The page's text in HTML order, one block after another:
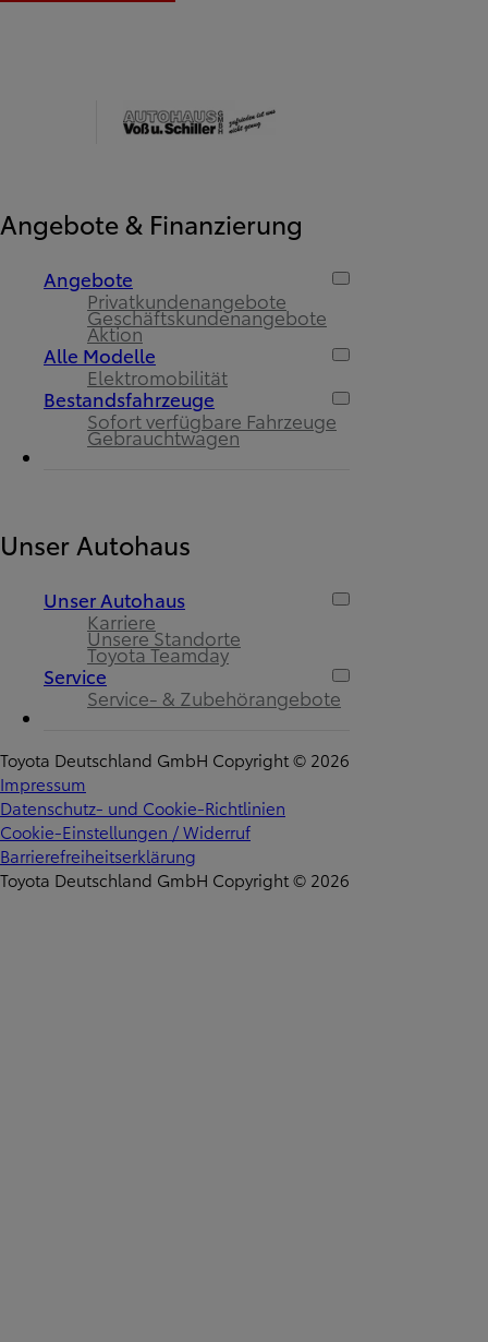
Angebote & Finanzierung
Angebote
Privatkundenangebote
Geschäftskundenangebote
Aktion
Alle Modelle
Elektromobilität
Bestandsfahrzeuge
Sofort verfügbare Fahrzeuge
Gebrauchtwagen
Unser Autohaus
Unser Autohaus
Karriere
Unsere Standorte
Toyota Teamday
Service
Service- & Zubehörangebote
Toyota Deutschland GmbH Copyright © 2026
Impressum
Datenschutz- und Cookie-Richtlinien
Cookie-Einstellungen / Widerruf
Barrierefreiheitserklärung
Toyota Deutschland GmbH Copyright © 2026